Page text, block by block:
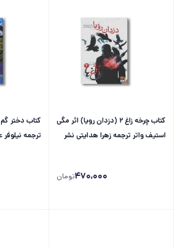
کتاب چرخه زاغ 2 (دزدان رویا) اثر مگی
استیف واتر ترجمه زهرا هدایتی نشر
470,000تومان
کتاب دختر
ترجمه نیلوفر